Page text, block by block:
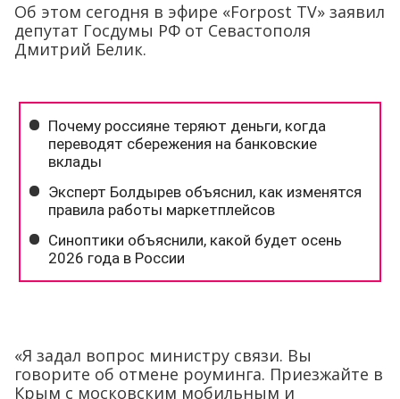
Об этом сегодня в эфире «Forpost TV» заявил
депутат Госдумы РФ от Севастополя
Дмитрий Белик.
«Я задал вопрос министру связи. Вы
говорите об отмене роуминга. Приезжайте в
Крым с московским мобильным и